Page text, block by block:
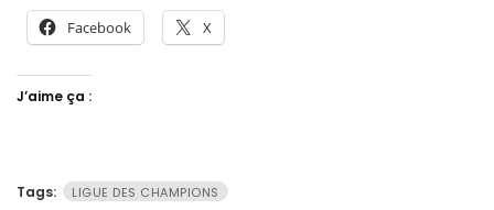
Facebook X
J’aime ça :
Tags: LIGUE DES CHAMPIONS